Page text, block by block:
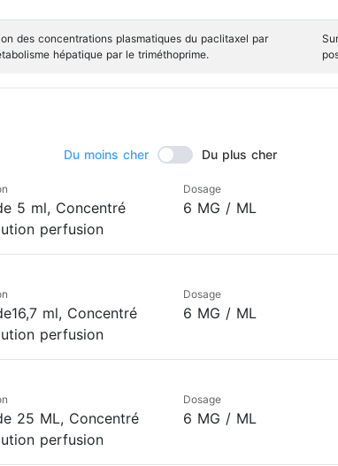
des concentrations plasmatiques du paclitaxel par
hépatique par le triméthoprime.
Du moins cher Du plus cher
5 ml, Concentré
perfusion
Dosage
6 MG / ML
ml, Concentré
perfusion
Dosage
6 MG / ML
25 ML, Concentré
perfusion
Dosage
6 MG / ML